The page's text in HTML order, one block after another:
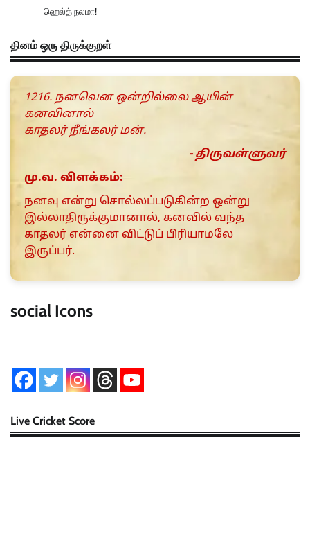
ஹெல்த் நலமா!
தினம் ஒரு திருக்குறள்
1216. நனவென ஒன்றில்லை ஆயின்
கனவினால்
காதலர் நீங்கலர் மன்.
- திருவள்ளுவர்
மு.வ. விளக்கம்:
நனவு என்று சொல்லப்படுகின்ற ஒன்று
இல்லாதிருக்குமானால், கனவில் வந்த
காதலர் என்னை விட்டுப் பிரியாமலே
இருப்பர்.
social Icons
Live Cricket Score